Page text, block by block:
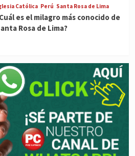
Católica Perú Santa Rosa de Lima
es el milagro más conocido de
Rosa de Lima?